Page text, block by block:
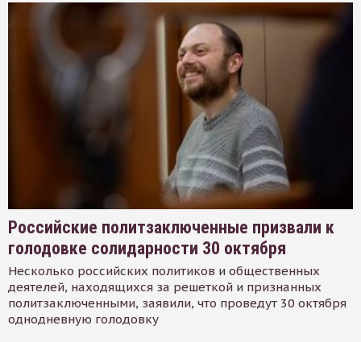
Российские политзаключенные призвали к
голодовке солидарности 30 октября
Несколько российских политиков и общественных
деятелей, находящихся за решеткой и признанных
политзаключенными, заявили, что проведут 30 октября
однодневную голодовку